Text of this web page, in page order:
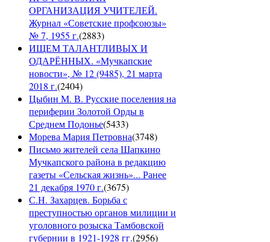
ОРГАНИЗАЦИЯ УЧИТЕЛЕЙ.
Журнал «Советские профсоюзы»
№ 7, 1955 г.(2883)
ИЩЕМ ТАЛАНТЛИВЫХ И
ОДАРЁННЫХ. «Мучкапские
новости», № 12 (9485), 21 марта
2018 г.(2404)
Цыбин М. В. Русские поселения на
периферии Золотой Орды в
Среднем Подонье(5433)
Морева Мария Петровна(3748)
Письмо жителей села Шапкино
Мучкапского района в редакцию
газеты «Сельская жизнь»... Ранее
21 декабря 1970 г.(3675)
С.Н. Захарцев. Борьба с
преступностью органов милиции и
уголовного розыска Тамбовской
губернии в 1921-1928 гг.(2956)